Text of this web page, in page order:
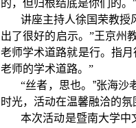
的，但归根结底是你们的。 ”
讲座主持人徐国荣教授
出了很好的启示。”王京州
老师学术道路就是行。指
老师的学术道路。”
“丝者，思也。 ”张海沙
时光，活动在温馨融洽的氛
本次活动是暨南大学中